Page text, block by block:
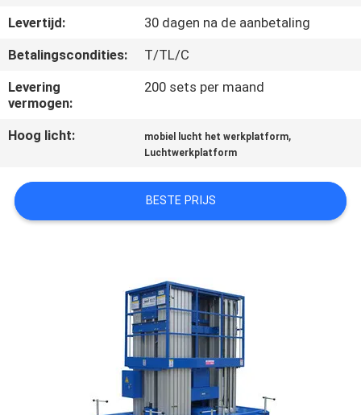
OP
NIEUWS
VRAAG
OFFERTE
PRIVACYBELEID
Levertijd:
30 dagen na de aanbetaling
Betalingscondities:
T/TL/C
Levering
vermogen:
200 sets per maand
Hoog licht: mobiel lucht het werkplatform,
Luchtwerkplatform
BESTE PRIJS